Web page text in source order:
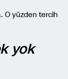
O yüzden tercih
yok